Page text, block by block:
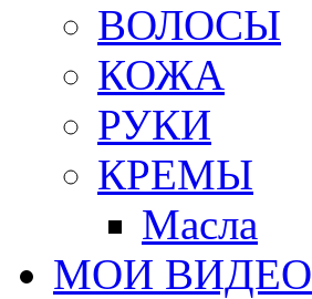
ВОЛОСЫ
КОЖА
РУКИ
КРЕМЫ
Масла
МОИ ВИДЕО